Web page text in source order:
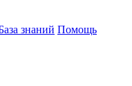
знаний Помощь